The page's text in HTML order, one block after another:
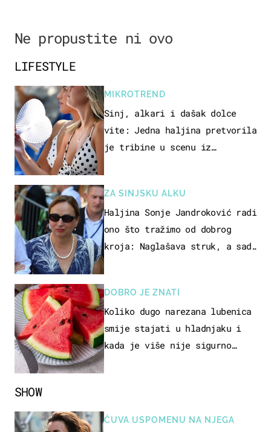
Ne propustite ni ovo
SHOW
ČUVA USPOMENU NA NJEGA
LIFESTYLE
MIKROTREND
Sinj, alkari i dašak dolce
vite: Jedna haljina pretvorila
je tribine u scenu iz
ZA SINJSKU ALKU
Haljina Sonje Jandroković radi
ono što tražimo od dobrog
kroja: Naglašava struk, a sada
DOBRO JE ZNATI
Koliko dugo narezana lubenica
smije stajati u hladnjaku i
kada je više nije sigurno